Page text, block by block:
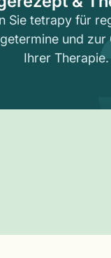
Sie tetrapy für
und zur
Ihrer Therapie.